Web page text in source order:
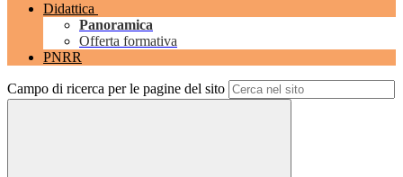
Didattica
Panoramica
Offerta formativa
PNRR
Campo di ricerca per le pagine del sito